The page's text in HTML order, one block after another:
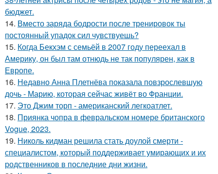
бюджет.
14. Вместо заряда бодрости после тренировок ты
постоянный упадок сил чувствуешь?
15. Когда Бекхэм с семьёй в 2007 году переехал в
Америку, он был там отнюдь не так популярен, как в
Европе.
16. Недавно Анна Плетнёва показала повзрослевшую
дочь - Марию, которая сейчас живёт во Франции.
17. Это Джим торп - американский легкоатлет.
18. Приянка чопра в февральском номере британского
Vogue, 2023.
19. Николь кидман решила стать доулой смерти -
специалистом, который поддерживает умирающих и их
родственников в последние дни жизни.